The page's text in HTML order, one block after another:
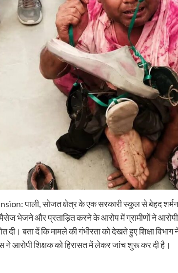
पाली, सोजत क्षेत्र के एक सरकारी स्कूल से बेहद
भेजने और प्रताड़ित करने के आरोप में ग्रामीणों ने आरोपी
बता दें कि मामले की गंभीरता को देखते हुए शिक्षा
ने आरोपी शिक्षक को हिरासत में लेकर जांच शुरू कर दी है।